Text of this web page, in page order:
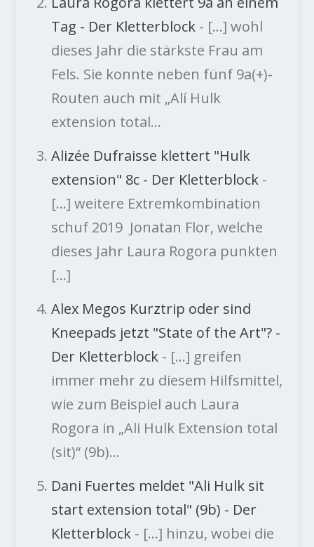
Tag - Der Kletterblock- […] wohl
dieses Jahr die stärkste Frau am
Fels. Sie konnte neben fünf 9a(+)-
Routen auch mit „Alí Hulk
extension total…
Alizée Dufraisse klettert "Hulk
extension" 8c - Der Kletterblock-
[…] weitere Extremkombination
schuf 2019 Jonatan Flor, welche
dieses Jahr Laura Rogora punkten
[…]
Alex Megos Kurztrip oder sind
Kneepads jetzt "State of the Art"? -
Der Kletterblock- […] greifen
immer mehr zu diesem Hilfsmittel,
wie zum Beispiel auch Laura
Rogora in „Ali Hulk Extension total
(sit)“ (9b)…
Dani Fuertes meldet "Ali Hulk sit
start extension total" (9b) - Der
Kletterblock- […] hinzu, wobei die